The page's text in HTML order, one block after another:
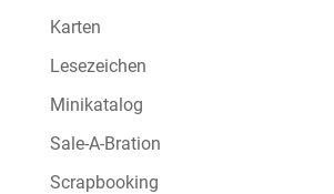
Karten
Lesezeichen
Minikatalog
Sale-A-Bration
Scrapbooking